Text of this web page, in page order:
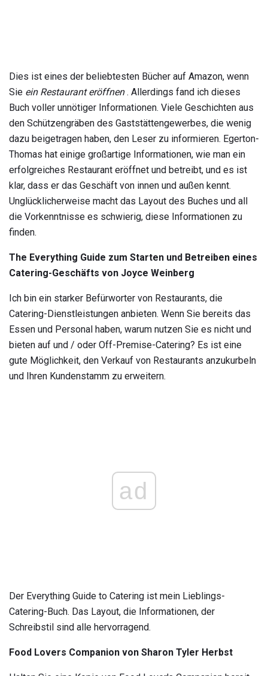
Dies ist eines der beliebtesten Bücher auf Amazon, wenn
Sie ein Restaurant eröffnen. Allerdings fand ich dieses
Buch voller unnötiger Informationen. Viele Geschichten aus
den Schützengräben des Gaststättengewerbes, die wenig
dazu beigetragen haben, den Leser zu informieren. Egerton-
Thomas hat einige großartige Informationen, wie man ein
erfolgreiches Restaurant eröffnet und betreibt, und es ist
klar, dass er das Geschäft von innen und außen kennt.
Unglücklicherweise macht das Layout des Buches und all
die Vorkenntnisse es schwierig, diese Informationen zu
finden.
The Everything Guide zum Starten und Betreiben eines
Catering-Geschäfts von Joyce Weinberg
Ich bin ein starker Befürworter von Restaurants, die
Catering-Dienstleistungen anbieten. Wenn Sie bereits das
Essen und Personal haben, warum nutzen Sie es nicht und
bieten auf und / oder Off-Premise-Catering? Es ist eine
gute Möglichkeit, den Verkauf von Restaurants anzukurbeln
und Ihren Kundenstamm zu erweitern.
ad
Der Everything Guide to Catering ist mein Lieblings-
Catering-Buch. Das Layout, die Informationen, der
Schreibstil sind alle hervorragend.
Food Lovers Companion von Sharon Tyler Herbst